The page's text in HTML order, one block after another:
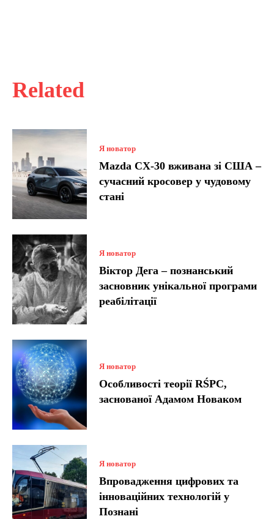
Related
Я новатор
Mazda CX-30 вживана зі США –
сучасний кросовер у чудовому
стані
Я новатор
Віктор Дега – познанський
засновник унікальної програми
реабілітації
Я новатор
Особливості теорії RŚPC,
заснованої Адамом Новаком
Я новатор
Впровадження цифрових та
інноваційних технологій у
Познані